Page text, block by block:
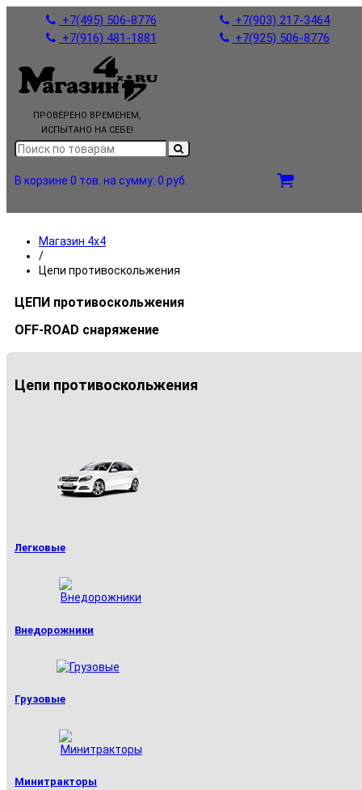
ПРОВЕРЕНО ВРЕМЕНЕМ,
ИСПЫТАНО НА СЕБЕ!
+7(495) 506-8776
+7(903) 217-3464
+7(916) 481-1881
+7(925) 506-8776
В корзине 0 тов. на сумму: 0 руб.
Магазин 4x4
/
Цепи противоскольжения
ЦЕПИ противоскольжения
OFF-ROAD снаряжение
Цепи противоскольжения
Легковые
Внедорожники
Грузовые
Минитракторы